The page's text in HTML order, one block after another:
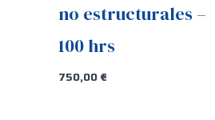
no estructurales –
100 hrs
750,00€